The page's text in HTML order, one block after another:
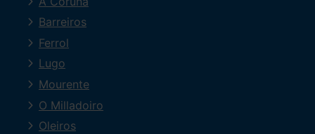
Barreiros
Ferrol
Lugo
Mourente
O Milladoiro
Oleiros